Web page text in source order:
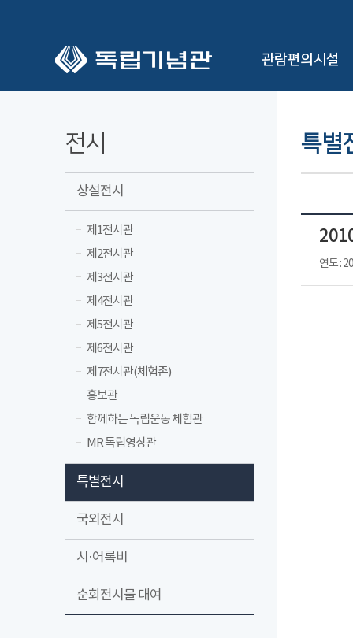
관람편의시설
전시
상설전시
제1전시관
제2전시관
제3전시관
제4전시관
제5전시관
제6전시관
제7전시관(체험존)
홍보관
함께하는 독립운동 체험관
MR 독립영상관
특별전시
국외전시
시·어록비
순회전시물 대여
특별
연도 :